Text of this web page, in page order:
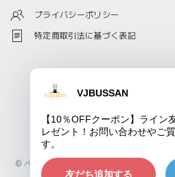
プライバシーポリシー
特定商取引法に基づく表記
© ベトナムコーヒーの通販なら日本全国